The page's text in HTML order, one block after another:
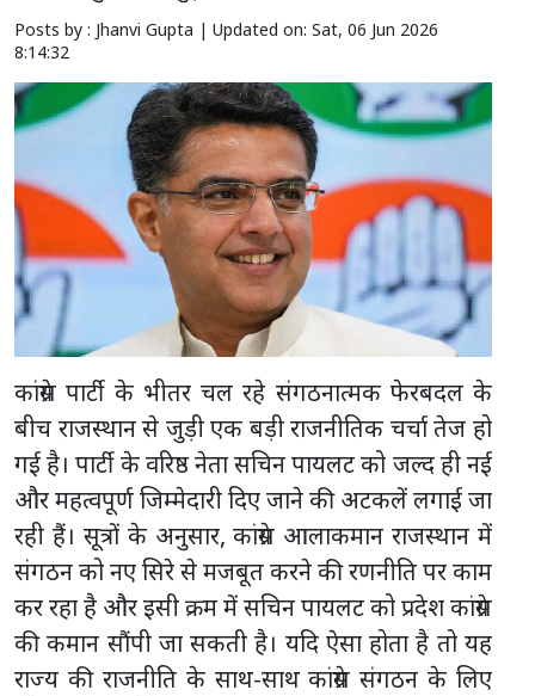
Posts by : Jhanvi Gupta | Updated on: Sat, 06 Jun 2026
8:14:32
कांग्रेस पार्टी के भीतर चल रहे संगठनात्मक फेरबदल के
बीच राजस्थान से जुड़ी एक बड़ी राजनीतिक चर्चा तेज हो
गई है। पार्टी के वरिष्ठ नेता सचिन पायलट को जल्द ही नई
और महत्वपूर्ण जिम्मेदारी दिए जाने की अटकलें लगाई जा
रही हैं। सूत्रों के अनुसार, कांग्रेस आलाकमान राजस्थान में
संगठन को नए सिरे से मजबूत करने की रणनीति पर काम
कर रहा है और इसी क्रम में सचिन पायलट को प्रदेश कांग्रेस
की कमान सौंपी जा सकती है। यदि ऐसा होता है तो यह
राज्य की राजनीति के साथ-साथ कांग्रेस संगठन के लिए